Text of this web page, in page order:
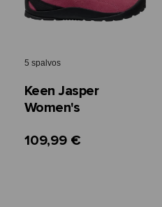
5 spalvos
Keen Jasper
Women's
109,99 €